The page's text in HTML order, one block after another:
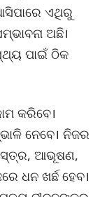
ଏଥିରୁ
ଅଛି।
ପାଇଁ ଠିକ
କରିବେ।
ନେବେ। ନିଜର
ଆଭୂଷଣ,
ଧନ ଖର୍ଛ ହେବ।